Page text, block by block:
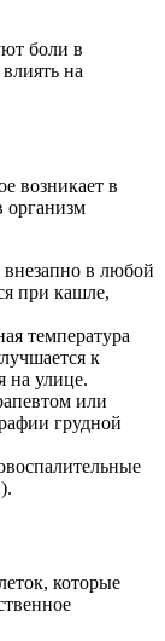
боли в
на
возникает в
организм
в любой
при кашле,
температура
к
на улице.
или
грудной
которые